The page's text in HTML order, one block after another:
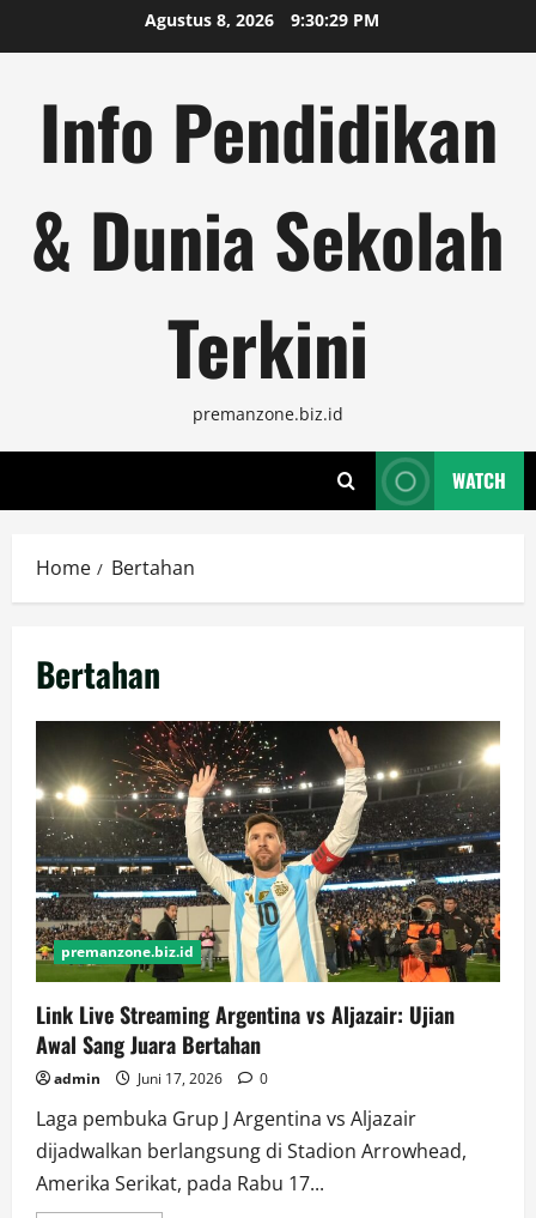
to
Agustus 8, 2026 9:30:29 PM
Info Pendidikan
& Dunia Sekolah
Terkini
premanzone.biz.id
WATCH
Home Bertahan
Bertahan
premanzone.biz.id
Link Live Streaming Argentina vs Aljazair: Ujian
Awal Sang Juara Bertahan
admin Juni 17, 2026 0
Laga pembuka Grup J Argentina vs Aljazair
dijadwalkan berlangsung di Stadion Arrowhead,
Amerika Serikat, pada Rabu 17...